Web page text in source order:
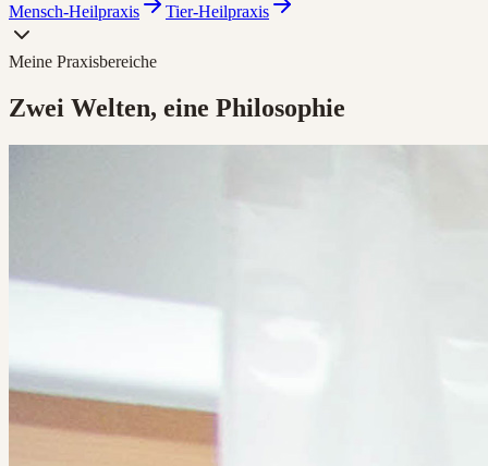
Mensch-Heilpraxis Tier-Heilpraxis
Meine Praxisbereiche
Zwei Welten, eine Philosophie